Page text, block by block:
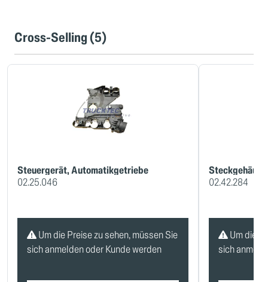
Cross-Selling (5)
Steuergerät, Automatikgetriebe
02.25.046
Um die Preise zu sehen, müssen Sie
sich anmelden oder Kunde werden
Steuereinheit
02.42.284
Um die
sich